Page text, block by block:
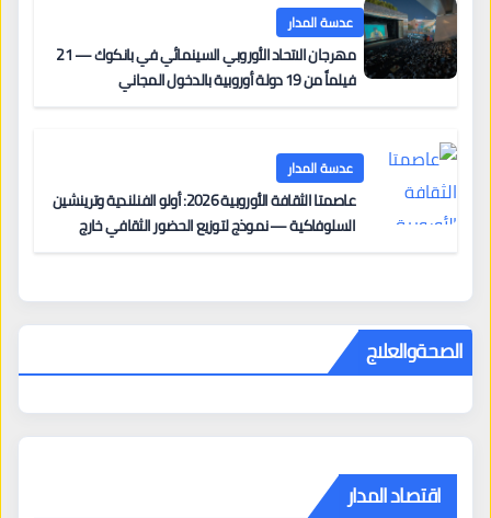
عدسة المدار
مهرجان الاتحاد الأوروبي السينمائي في بانكوك — 21
فيلماً من 19 دولة أوروبية بالدخول المجاني
عدسة المدار
عاصمتا الثقافة الأوروبية 2026: أولو الفنلندية وترينشين
السلوفاكية — نموذج لتوزيع الحضور الثقافي خارج
الصحةوالعلاج
اقتصاد المدار